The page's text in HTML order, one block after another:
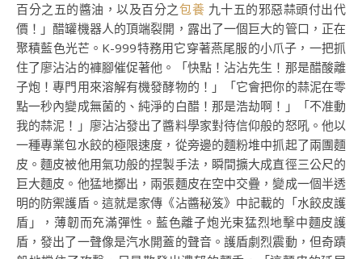
百分之五的醬油，以及百分之包養 九十五的邪惡蒜頭付出代
價！」醋罐機器人的頂端裂開，露出了一個巨大的管口，正在
聚積藍色光芒。K-999特務用它穿著燕尾服的小爪子，一把抓
住了廖沾沾的褲腳催促著他。「快點！沾沾先生！那是醋酸離
子炮！專門用來溶解有機發酵物的！」「它會把你的蒜泥在零
點一秒內變成無菌的、純淨的白醋！那是浩劫啊！」「不准動
我的蒜泥！」廖沾沾發出了醬料學家對待信仰般的怒吼。他以
一種專業包水餃的極限速度，從旁邊的麵粉堆中抓起了兩團麵
皮。麵皮被他用氣功般的捏製手法，瞬間擴大成直徑三公尺的
巨大麵皮。他猛地擲出，兩張麵皮在空中交疊，變成一個半透
明的防禦護盾。這就是家傳《沾醬秘笈》中記載的「水餃皮護
盾」，薄韌而充滿彈性。藍色離子炮光束猛烈地擊中麵皮護
盾，發出了一聲像是汽水開蓋的聲音。護盾劇烈震動，但奇蹟